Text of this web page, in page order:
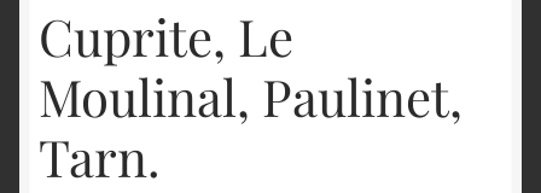
Cuprite, Le
Moulinal, Paulinet,
Tarn.